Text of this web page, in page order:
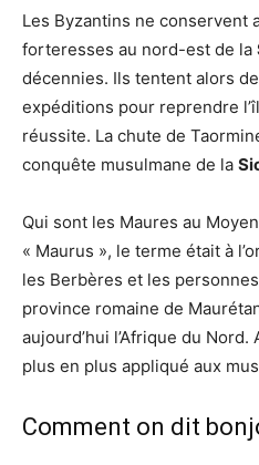
Les Byzantins ne conservent
forteresses au nord-est de la
décennies. Ils tentent alors
expéditions pour reprendre
réussite. La chute de
conquête musulmane de la
Qui sont les Maures au
« Maurus », le terme était à
les Berbères et les
province romaine de
aujourd’hui l’Afrique du
plus en plus appliqué aux
Comment on dit